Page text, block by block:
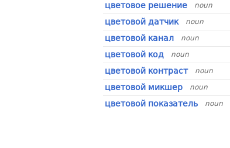
цветовое решение noun
цветовой датчик noun
цветовой канал noun
цветовой код noun
цветовой контраст noun
цветовой микшер noun
цветовой показатель noun